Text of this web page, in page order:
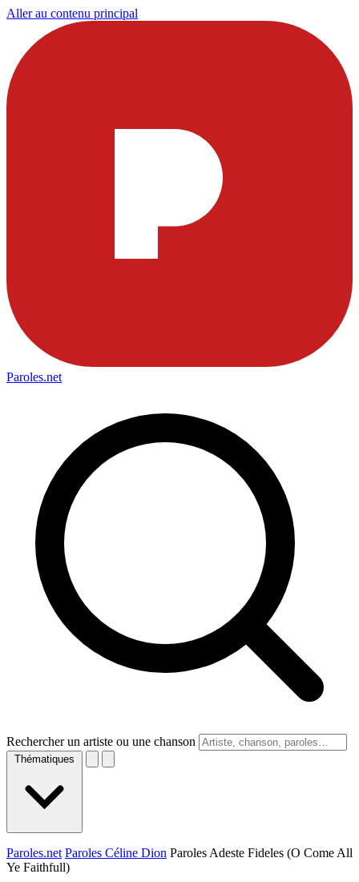
Aller au contenu principal
Paroles.net
Rechercher un artiste ou une chanson
Thématiques
Paroles.net Paroles Céline Dion Paroles Adeste Fideles (O Come All
Ye Faithfull)